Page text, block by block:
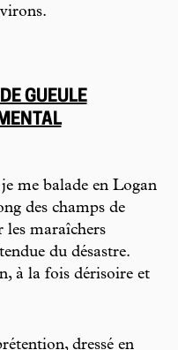
GUEULE
me balade en Logan
des champs de
les maraîchers
du désastre.
à la fois dérisoire et
dressé en